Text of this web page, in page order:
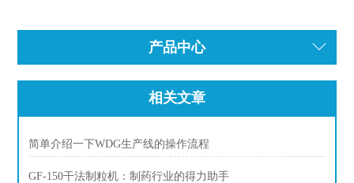
产品中心
相关文章
简单介绍一下WDG生产线的操作流程
GF-150干法制粒机：制药行业的得力助手